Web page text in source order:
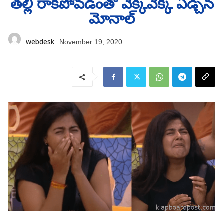
మోనాల్‌
webdesk November 19, 2020